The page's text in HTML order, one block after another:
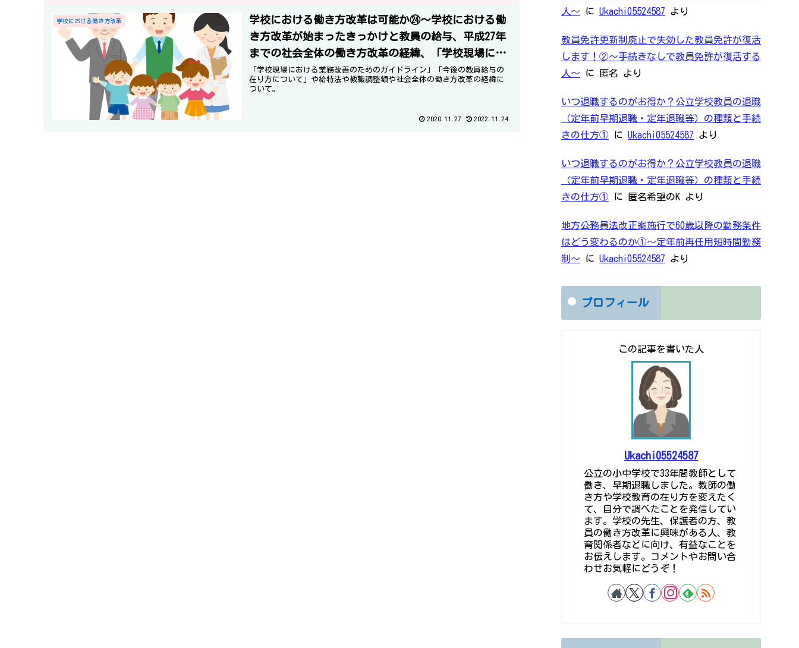
学校における働き方改革
学校における働き方改革は可能か㉔～学校における働
き方改革が始まったきっかけと教員の給与、平成27年
までの社会全体の働き方改革の経緯、「学校現場にお
ける業務改善のためのガイドライン」～
「学校現場における業務改善のためのガイドライン」「今後の教員給与の
在り方について」や給特法や教職調整額や社会全体の働き方改革の経緯に
ついて。
2020.11.27 2022.11.24
人～ に Ukachi05524587 より
教員免許更新制廃止で失効した教員免許が復活
します！②～手続きなしで教員免許が復活する
人～ に 匿名 より
いつ退職するのがお得か？公立学校教員の退職
（定年前早期退職・定年退職等）の種類と手続
きの仕方① に Ukachi05524587 より
いつ退職するのがお得か？公立学校教員の退職
（定年前早期退職・定年退職等）の種類と手続
きの仕方① に 匿名希望のK より
地方公務員法改正案施行で60歳以降の勤務条件
はどう変わるのか①～定年前再任用短時間勤務
制～ に Ukachi05524587 より
プロフィール
この記事を書いた人
Ukachi05524587
公立の小中学校で33年間教師として
働き、早期退職しました。教師の働
き方や学校教育の在り方を変えたく
て、自分で調べたことを発信してい
ます。学校の先生、保護者の方、教
員の働き方改革に興味がある人、教
育関係者などに向け、有益なことを
お伝えします。コメントやお問い合
わせお気軽にどうぞ！